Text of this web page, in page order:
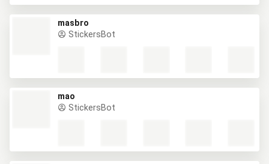
masbro
StickersBot
mao
StickersBot